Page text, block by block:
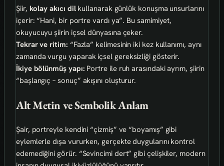
Şiir, kolay akıcı dilkullanarak günlük konuşma unsurlarını
içerir: “Hani, bir portre vardı ya”. Bu samimiyet,
okuyucuyu şiirin içsel dünyasına çeker.
Tekrar ve ritim: “Fazla” kelimesinin iki kez kullanımı, aynı
zamanda vurgu yaparak içsel gereksizliği gösterir.
İkiye bölünmüş yapı: Portre ile ruh arasındaki ayrım, şiirin
“başlangıç – sonuç” akışını oluşturur.
Alt Metin ve Sembolik Anlam
Şair, portreyle kendini “çizmiş” ve “boyamış” gibi
eylemlerle dışa vururken, gerçekte duygularını kontrol
edemediğini görür. “Sevincimi dert” gibi çelişkiler, modern